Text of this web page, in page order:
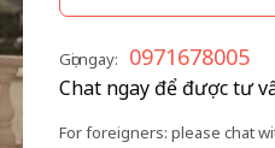
Gọi ngay: 0971678005
Chat ngay để được tư
For foreigners: please chat